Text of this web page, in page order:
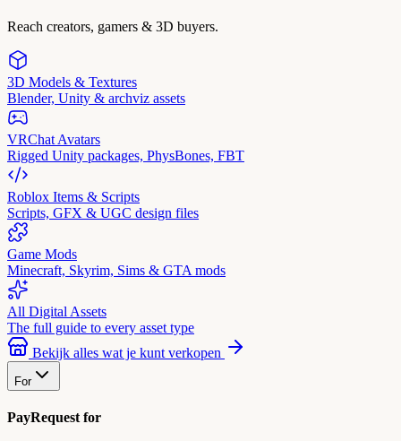
Reach creators, gamers & 3D buyers.
3D Models & Textures
Blender, Unity & archviz assets
VRChat Avatars
Rigged Unity packages, PhysBones, FBT
Roblox Items & Scripts
Scripts, GFX & UGC design files
Game Mods
Minecraft, Skyrim, Sims & GTA mods
All Digital Assets
The full guide to every asset type
Bekijk alles wat je kunt verkopen
For
PayRequest for